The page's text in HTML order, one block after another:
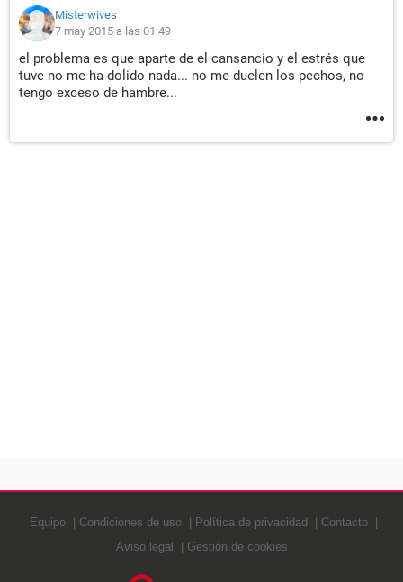
Misterwives
7 may 2015 a las 01:49
el problema es que aparte de el cansancio y el estrés que
tuve no me ha dolido nada... no me duelen los pechos, no
tengo exceso de hambre...
Equipo Condiciones de uso Política de privacidad
Contacto
Aviso legal
Gestión de cookies